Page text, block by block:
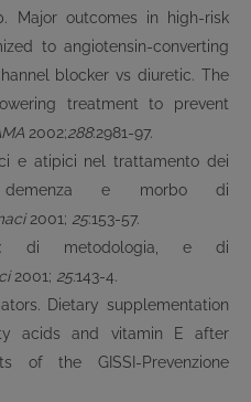
Major outcomes in high-risk
to angiotensin-converting
blocker vs diuretic. The
treatment to prevent
2002;288:2981-97.
e atipici nel trattamento dei
e morbo di
2001; 25:153-57.
di metodologia, e di
2001; 25:143-4.
Dietary supplementation
acids and vitamin E after
of the GISSI-Prevenzione